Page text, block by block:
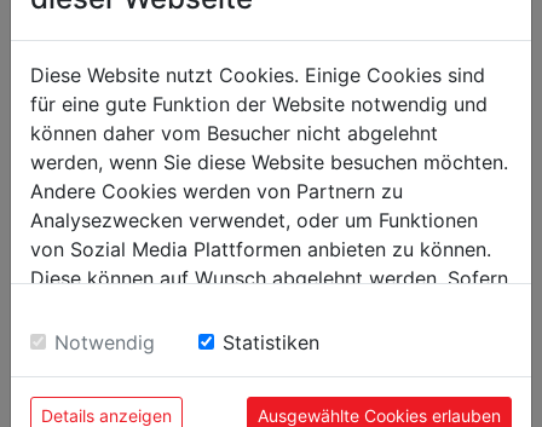
packaging
100
packaging width in mm 500
packaging length in mm
general data
EAN code 9120039907383
POPULAR PRODUCTS
Diese Website nutzt Cookies. Einige Cookies sind
für eine gute Funktion der Website notwendig und
können daher vom Besucher nicht abgelehnt
werden, wenn Sie diese Website besuchen möchten.
Andere Cookies werden von Partnern zu
Analysezwecken verwendet, oder um Funktionen
von Sozial Media Plattformen anbieten zu können.
Diese können auf Wunsch abgelehnt werden. Sofern
Einwilligung zu unseren Cookies.
Notwendig Statistiken
Details anzeigen Ausgewählte Cookies erlauben